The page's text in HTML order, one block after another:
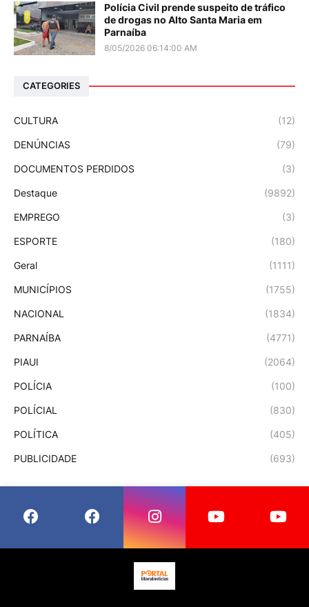
Polícia Civil prende suspeito de tráfico
de drogas no Alto Santa Maria em
Parnaíba
8/05/2026 06:14:00 AM
CATEGORIES
CULTURA (12)
DENÚNCIAS (79)
DOCUMENTOS PERDIDOS (3)
Destaque (9892)
EMPREGO (3)
ESPORTE (180)
Geral (1111)
MUNICÍPIOS (1755)
NACIONAL (1834)
PARNAÍBA (4771)
PIAUI (2064)
POLÍCIA (100)
POLÍCIAL (830)
POLÍTICA (405)
PUBLICIDADE (693)